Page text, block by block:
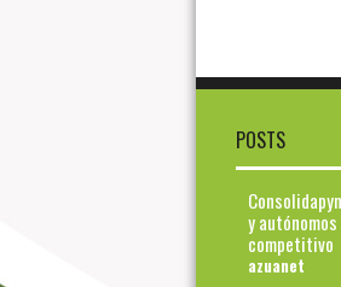
POSTS
y
competitivo
azuanet